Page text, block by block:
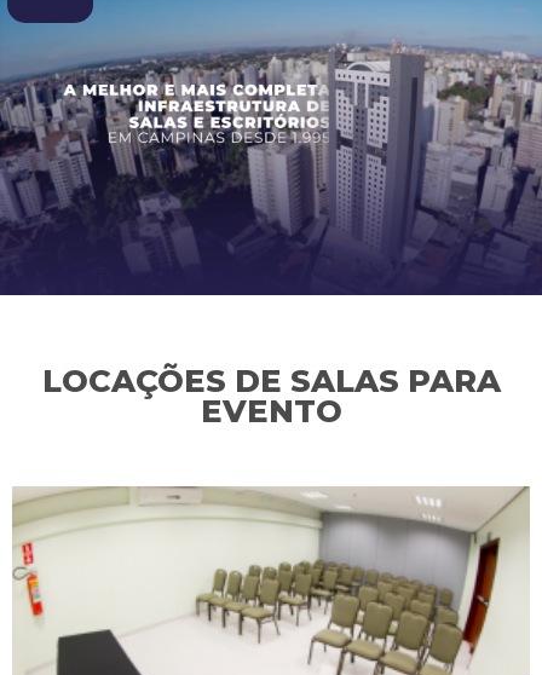
LOCAÇÕES DE SALAS PARA
EVENTO
L4
L5